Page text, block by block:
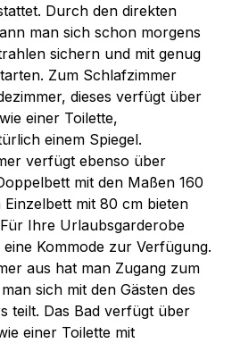
Durch den direkten
man sich schon morgens
sichern und mit genug
Zum Schlafzimmer
dieses verfügt über
einer Toilette,
einem Spiegel.
verfügt ebenso über
mit den Maßen 160
mit 80 cm bieten
Ihre Urlaubsgarderobe
Kommode zur Verfügung.
aus hat man Zugang zum
sich mit den Gästen des
teilt. Das Bad verfügt über
einer Toilette mit